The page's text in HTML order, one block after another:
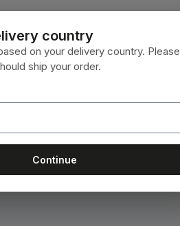
principal
country
on your delivery country. Please
ship your order.
Continue